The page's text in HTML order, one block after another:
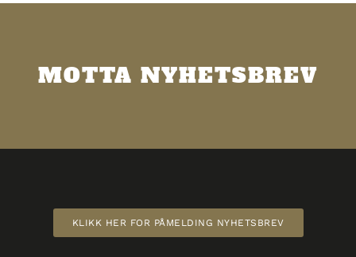
MOTTA NYHETSBREV
KLIKK HER FOR PÅMELDING NYHETSBREV